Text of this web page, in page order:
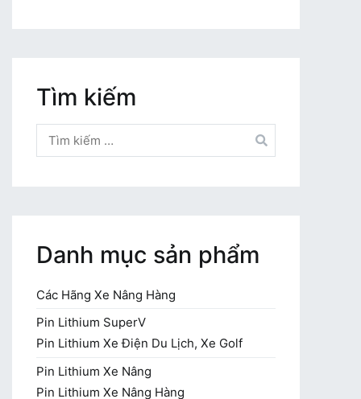
Tìm kiếm
kiếm
cho:
Danh mục sản phẩm
Các Hãng Xe Nâng Hàng
Pin Lithium SuperV
Pin Lithium Xe Điện Du Lịch, Xe Golf
Pin Lithium Xe Nâng
Pin Lithium Xe Nâng Hàng